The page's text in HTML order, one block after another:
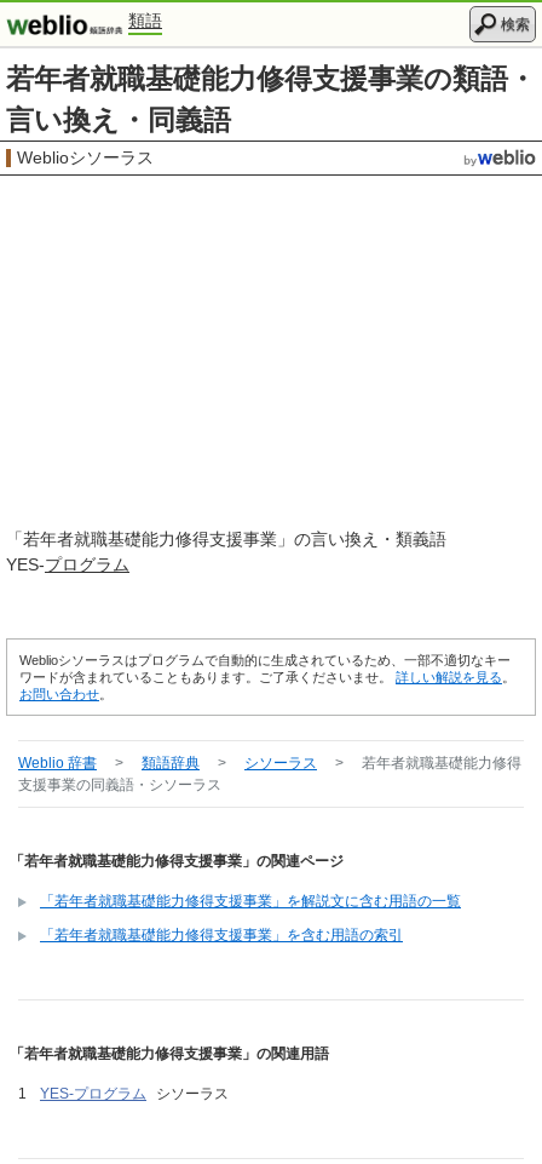
類語 検索
若年者就職基礎能力修得支援事業の類語・
言い換え・同義語
Weblioシソーラス
「若年者就職基礎能力修得支援事業 」の言い換え・類義語
YES-プログラム
Weblioシソーラスはプログラムで自動的に生成されているため、一部不適切なキー
ワードが含まれていることもあります。ご了承くださいませ。 詳しい解説を見る
お問い合わせ
Weblio 辞書 > 類語辞典 > シソーラス >
若年者就職基礎能力修得
支援事業の同義語・シソーラス
「若年者就職基礎能力修得支援事業」の関連ページ
「若年者就職基礎能力修得支援事業」を解説文に含む用語の一覧
「若年者就職基礎能力修得支援事業」を含む用語の索引
「若年者就職基礎能力修得支援事業」の関連用語
YES-プログラム シソーラス